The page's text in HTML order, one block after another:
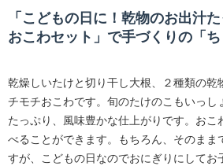
「こどもの日に！乾物のお出汁
おこわセット」で手づくりの「ち
乾燥しいたけと切り干し大根、２種類の乾
チモチおこわです。旬のたけのこもいっし
たっぷり、風味豊かな仕上がりです。おこ
べることができます。もちろん、そのまま
すが、こどもの日なのでおにぎりにしてお